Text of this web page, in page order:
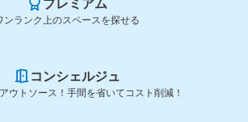
ンランク上のスペースを探せる
コンシェルジュ
ウトソース！手間を省いてコスト削減！